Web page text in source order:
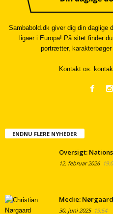
Sambabold.dk giver dig din daglige
ligaer i Europa! På sitet finder
portrætter, karakterbøger
Kontakt os:
ENDNU FLERE NYHEDER
Oversigt:
12. februar 2026
Medie:
30. juni 202519:54